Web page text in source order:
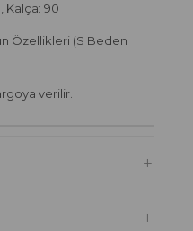
Kalça: 90
Özellikleri (S Beden
verilir.
+
+